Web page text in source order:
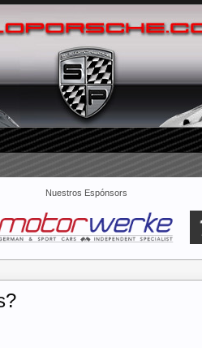
Nuestros Espónsors